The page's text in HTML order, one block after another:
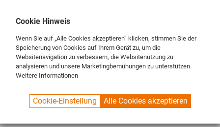
SPUELBOY.DE SHOP NU® LINE DEVICES NU® WATER+
Cookie Hinweis
Wenn Sie auf „Alle Cookies akzeptieren“ klicken, stimmen Sie der
Speicherung von Cookies auf Ihrem Gerät zu, um die
Websitenavigation zu verbessern, die Websitenutzung zu
analysieren und unsere Marketingbemühungen zu unterstützen.
Weitere Informationen
Cookie-Einstellung Alle Cookies akzeptieren